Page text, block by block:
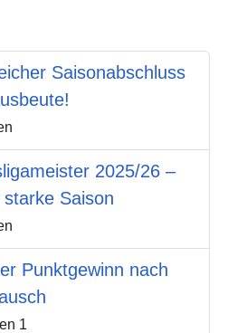
Saisonabschluss
2025/26 –
Saison
Punktgewinn nach
1